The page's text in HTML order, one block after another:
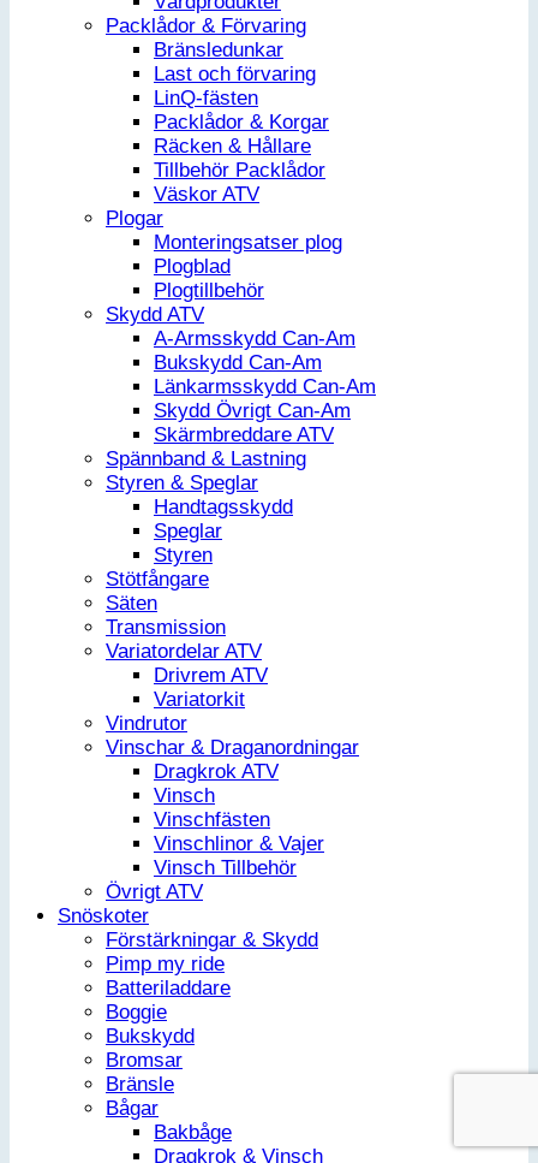
Packlådor & Förvaring
Bränsledunkar
Last och förvaring
LinQ-fästen
Packlådor & Korgar
Räcken & Hållare
Tillbehör Packlådor
Väskor ATV
Plogar
Monteringsatser plog
Plogblad
Plogtillbehör
Skydd ATV
A-Armsskydd Can-Am
Bukskydd Can-Am
Länkarmsskydd Can-Am
Skydd Övrigt Can-Am
Skärmbreddare ATV
Spännband & Lastning
Styren & Speglar
Handtagsskydd
Speglar
Styren
Stötfångare
Säten
Transmission
Variatordelar ATV
Drivrem ATV
Variatorkit
Vindrutor
Vinschar & Draganordningar
Dragkrok ATV
Vinsch
Vinschfästen
Vinschlinor & Vajer
Vinsch Tillbehör
Övrigt ATV
Snöskoter
Förstärkningar & Skydd
Pimp my ride
Batteriladdare
Boggie
Bukskydd
Bromsar
Bränsle
Bågar
Bakbåge
Dragkrok & Vinsch